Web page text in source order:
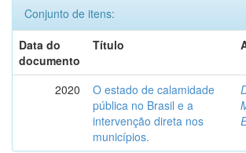
Conjunto de itens:
Data do
documento
Título
2020
O estado de calamidade
pública no Brasil e a
intervenção direta nos
municípios.